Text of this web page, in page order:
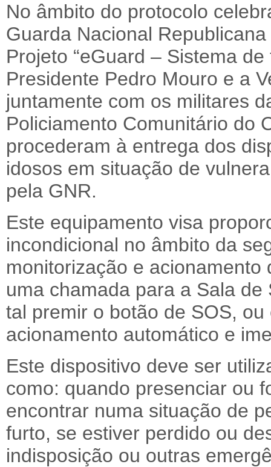
No âmbito do protocolo
Guarda Nacional
Projeto “eGuard – Sistema
Presidente Pedro Mouro e a
juntamente com os militares
Policiamento Comunitário do
procederam à entrega dos
idosos em situação de
pela GNR.
Este equipamento visa
incondicional no âmbito da
monitorização e
uma chamada para a Sala
tal premir o botão de SOS,
acionamento automático e
Este dispositivo deve ser
como: quando presenciar ou
encontrar numa situação de
furto, se estiver perdido ou
indisposição ou outras